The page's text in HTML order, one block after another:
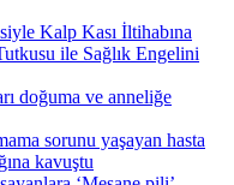
Kalp Kası İltihabına
ile Sağlık Engelini
doğuma ve anneliğe
sorunu yaşayan hasta
kavuştu